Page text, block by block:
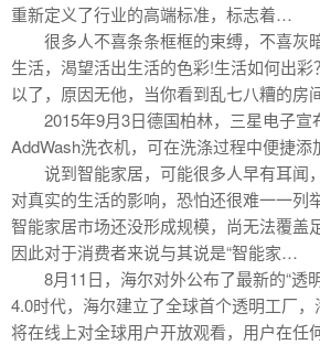
重新定义了行业的高端标准，标志着…
很多人不喜条条框框的束缚，不喜灰
生活，渴望活出生活的色彩!生活如何出
以了，原因无他，当你看到乱七八糟的
2015年9月3日德国柏林，三星电子宣
AddWash洗衣机，可在洗涤过程中便捷添
说到智能家居，可能很多人早有耳闻
对真实的生活的影响，恐怕还很难一一列
智能家居市场还没形成规模，尚无法覆盖
因此对于消费者来说与其说是“智能家…
8月11日，海尔对外公布了最新的“透
4.0时代，海尔建立了全球首个透明工厂
将在线上对全球用户开放观看，用户在任